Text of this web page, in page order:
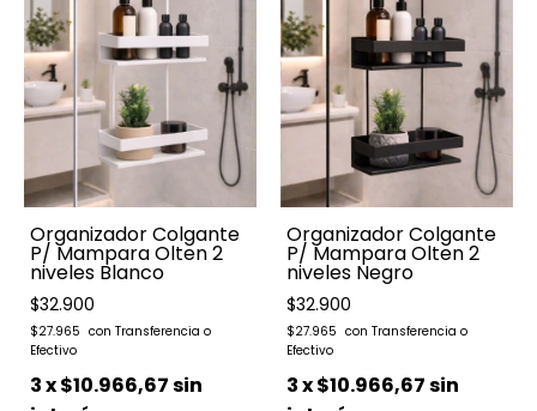
Organizador Colgante
P/ Mampara Olten 2
niveles Blanco
$32.900
$27.965
3x$10.966,67sin
Organizador Colgante
P/ Mampara Olten 2
niveles Negro
$32.900
$27.965
3x$10.966,67sin